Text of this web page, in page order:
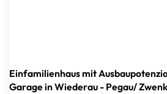
Einfamilienhaus mit
Garage in Wiederau - Pegau/